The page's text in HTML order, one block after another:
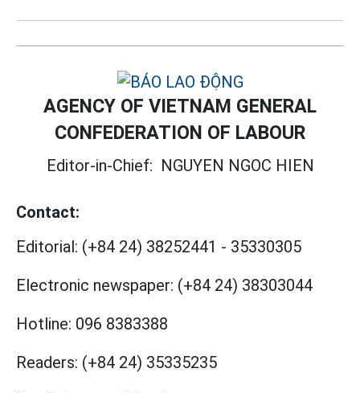
AGENCY OF VIETNAM GENERAL
CONFEDERATION OF LABOUR
Editor-in-Chief: NGUYEN NGOC HIEN
Contact:
Editorial: (+84 24) 38252441 - 35330305
Electronic newspaper: (+84 24) 38303044
Hotline: 096 8383388
Readers: (+84 24) 35335235